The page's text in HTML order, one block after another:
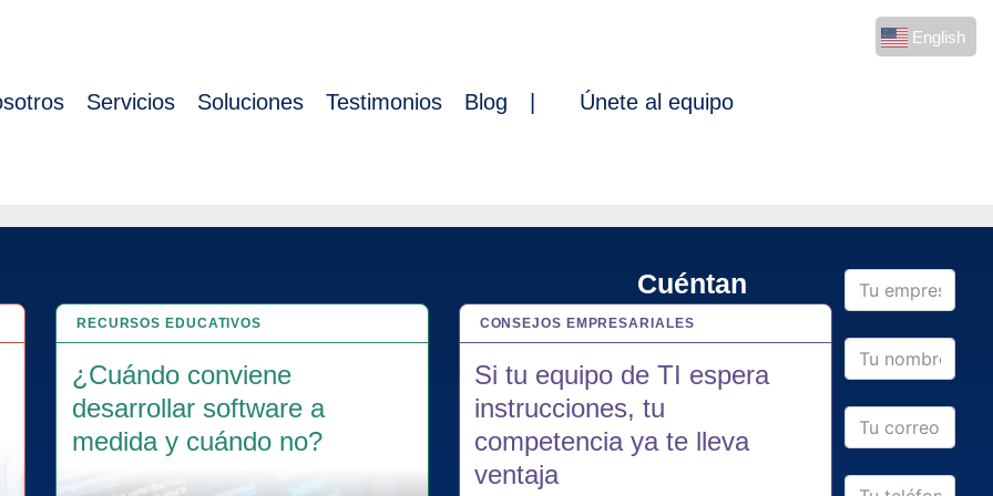
Servicios Soluciones Testimonios Blog Únete al equipo
RECURSOS EDUCATIVOS
¿Cuándo conviene
desarrollar software a
medida y cuándo no?
4 JUL 2025 CONSEJOS EMPRESARIALES
Si tu equipo de TI espera
instrucciones, tu
competencia ya te lleva
ventaja
23 ABR 2025
Cuéntan
os sobre
proyecto
English